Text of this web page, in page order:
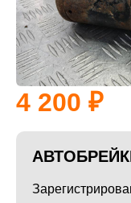
4 200